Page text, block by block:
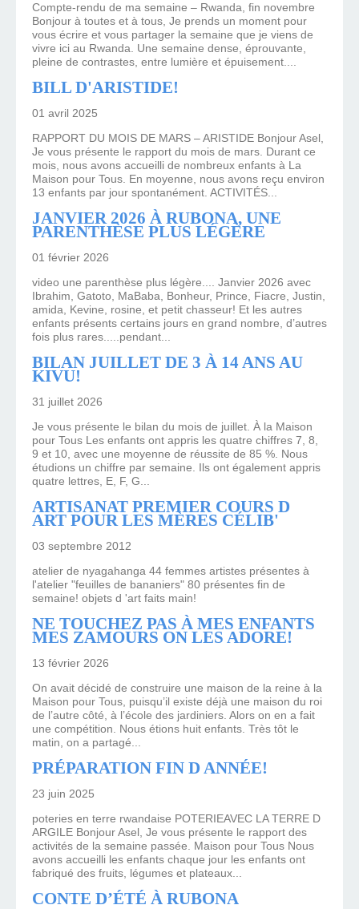
Compte-rendu de ma semaine – Rwanda, fin novembre
Bonjour à toutes et à tous, Je prends un moment pour
vous écrire et vous partager la semaine que je viens de
vivre ici au Rwanda. Une semaine dense, éprouvante,
pleine de contrastes, entre lumière et épuisement....
BILL D'ARISTIDE!
01 avril 2025
RAPPORT DU MOIS DE MARS – ARISTIDE Bonjour Asel,
Je vous présente le rapport du mois de mars. Durant ce
mois, nous avons accueilli de nombreux enfants à La
Maison pour Tous. En moyenne, nous avons reçu environ
13 enfants par jour spontanément. ACTIVITÉS...
JANVIER 2026 À RUBONA, UNE
PARENTHÈSE PLUS LÉGÈRE
01 février 2026
video une parenthèse plus légère.... Janvier 2026 avec
Ibrahim, Gatoto, MaBaba, Bonheur, Prince, Fiacre, Justin,
amida, Kevine, rosine, et petit chasseur! Et les autres
enfants présents certains jours en grand nombre, d’autres
fois plus rares.....pendant...
BILAN JUILLET DE 3 À 14 ANS AU
KIVU!
31 juillet 2026
Je vous présente le bilan du mois de juillet. À la Maison
pour Tous Les enfants ont appris les quatre chiffres 7, 8,
9 et 10, avec une moyenne de réussite de 85 %. Nous
étudions un chiffre par semaine. Ils ont également appris
quatre lettres, E, F, G...
ARTISANAT PREMIER COURS D
ART POUR LES MÈRES CÉLIB'
03 septembre 2012
atelier de nyagahanga 44 femmes artistes présentes à
l'atelier "feuilles de bananiers" 80 présentes fin de
semaine! objets d 'art faits main!
NE TOUCHEZ PAS À MES ENFANTS
MES ZAMOURS ON LES ADORE!
13 février 2026
On avait décidé de construire une maison de la reine à la
Maison pour Tous, puisqu’il existe déjà une maison du roi
de l’autre côté, à l’école des jardiniers. Alors on en a fait
une compétition. Nous étions huit enfants. Très tôt le
matin, on a partagé...
PRÉPARATION FIN D ANNÉE!
23 juin 2025
poteries en terre rwandaise POTERIEAVEC LA TERRE D
ARGILE Bonjour Asel, Je vous présente le rapport des
activités de la semaine passée. Maison pour Tous Nous
avons accueilli les enfants chaque jour les enfants ont
fabriqué des fruits, légumes et plateaux...
CONTE D’ÉTÉ À RUBONA